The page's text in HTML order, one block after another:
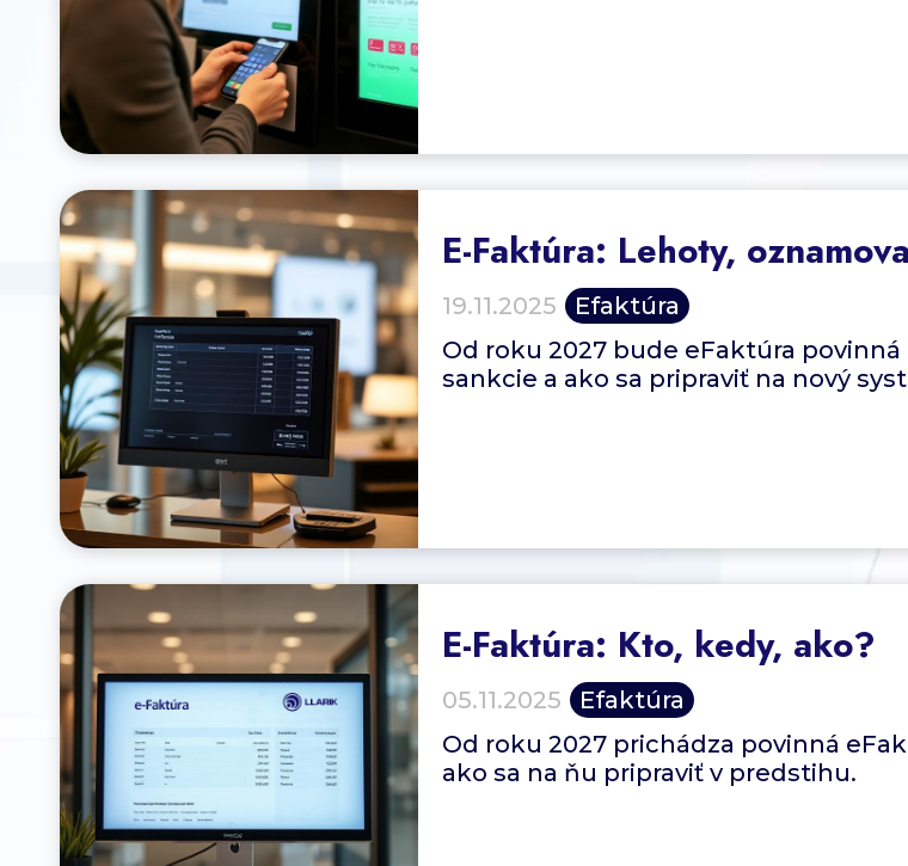
E-Faktúra: Lehoty,
19.11.2025
Efaktúra
Od roku 2027 bude eFaktúra
sankcie a ako sa pripraviť na nový
E-Faktúra: Kto, kedy, ako?
05.11.2025
Efaktúra
Od roku 2027 prichádza povinná
ako sa na ňu pripraviť v predstihu.